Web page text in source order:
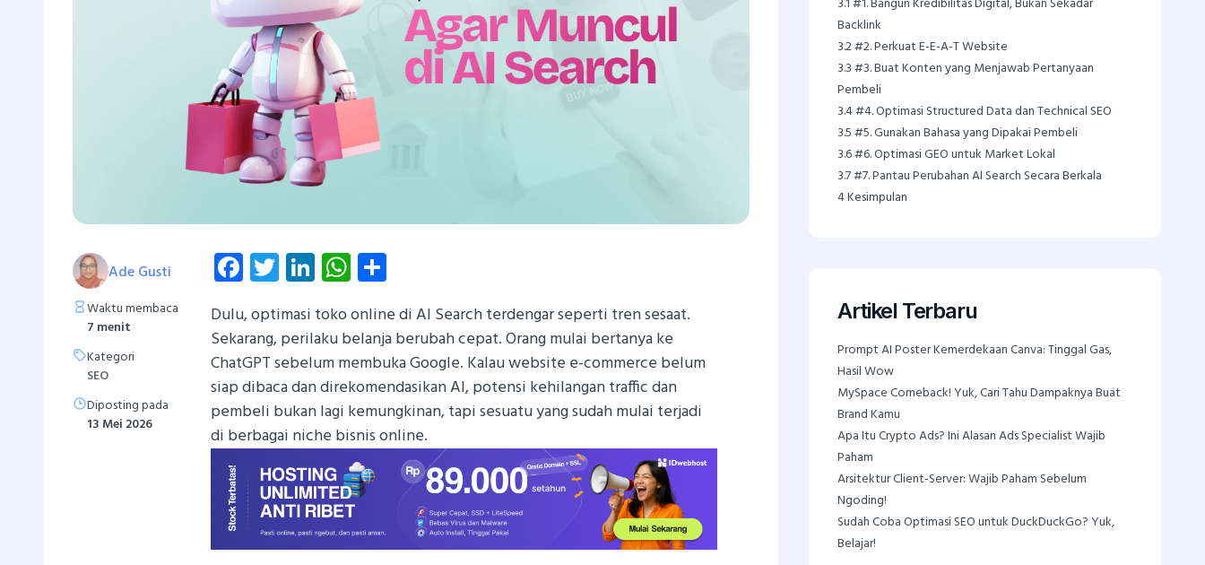
Ade Gusti
Waktu membaca
7 menit
Kategori
SEO
Diposting pada
13 Mei 2026
Facebook
Twitter
LinkedInWhatsApp
Dulu, optimasi toko online di AI Search terdengar seperti tren sesaat.
Sekarang, perilaku belanja berubah cepat. Orang mulai bertanya ke
ChatGPT sebelum membuka Google. Kalau website e-commerce belum
siap dibaca dan direkomendasikan AI, potensi kehilangan traffic dan
pembeli bukan lagi kemungkinan, tapi sesuatu yang sudah mulai terjadi
di berbagai niche bisnis online.
Backlink
3.2#2. Perkuat E-E-A-T Website
3.3#3. Buat Konten yang Menjawab Pertanyaan
Pembeli
3.4#4. Optimasi Structured Data dan Technical SEO
3.5#5. Gunakan Bahasa yang Dipakai Pembeli
3.6#6. Optimasi GEO untuk Market Lokal
3.7#7. Pantau Perubahan AI Search Secara Berkala
4Kesimpulan
Artikel Terbaru
Prompt AI Poster Kemerdekaan Canva: Tinggal Gas,
Hasil Wow
MySpace Comeback! Yuk, Cari Tahu Dampaknya Buat
Brand Kamu
Apa Itu Crypto Ads? Ini Alasan Ads Specialist Wajib
Paham
Arsitektur Client-Server: Wajib Paham Sebelum
Ngoding!
Sudah Coba Optimasi SEO untuk DuckDuckGo? Yuk,
Belajar!